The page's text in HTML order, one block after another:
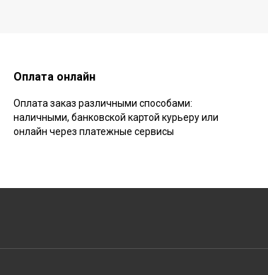
Оплата онлайн
Оплата заказ различными способами:
наличными, банковской картой курьеру или
онлайн через платежные сервисы